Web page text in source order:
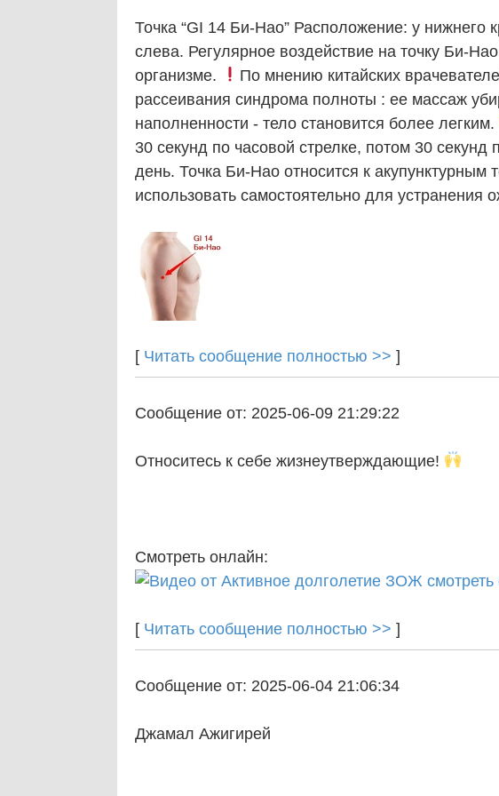
Точка “GI 14 Би-Нао” Расположение: у
слева. Регулярное воздействие на точку Би-
организме.
По мнению китайских
рассеивания синдрома полноты : ее массаж
наполненности - тело становится более легким.
30 секунд по часовой стрелке, потом 30 секунд
день. Точка Би-Нао относится к акупунктурным
использовать самостоятельно для устранения
[ Читать сообщение полностью >> ]
Сообщение от: 2025-06-09 21:29:22
Относитесь к себе жизнеутверждающие!
Смотреть онлайн:
[ Читать сообщение полностью >> ]
Сообщение от: 2025-06-04 21:06:34
Джамал Ажигирей